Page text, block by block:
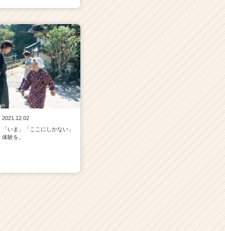
2021.12.02
「いま」「ここにしかない」
体験を。